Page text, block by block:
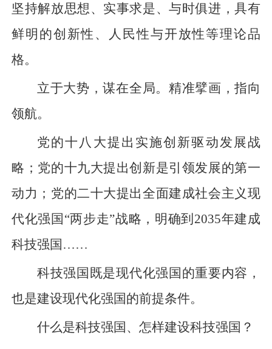
坚持解放思想、实事求是、与时俱进，具有
鲜明的创新性、人民性与开放性等理论品
格。
立于大势，谋在全局。精准擘画，指向
领航。
党的十八大提出实施创新驱动发展战
略；党的十九大提出创新是引领发展的第一
动力；党的二十大提出全面建成社会主义现
代化强国“两步走”战略，明确到2035年建成
科技强国……
科技强国既是现代化强国的重要内容，
也是建设现代化强国的前提条件。
什么是科技强国、怎样建设科技强国？